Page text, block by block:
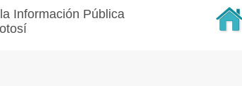
Información Pública